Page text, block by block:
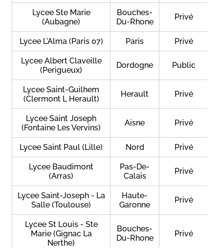
Lycee Ste Marie
(Aubagne)
Bouches-
Du-Rhone
Privé
Lycee L'Alma (Paris 07) Paris Privé
Lycee Albert Claveille
(Perigueux)
Dordogne Public
Lycee Saint-Guilhem
(Clermont L Herault)
Herault Privé
Lycee Saint Joseph
(Fontaine Les Vervins)
Aisne Privé
Lycee Saint Paul (Lille) Nord Privé
Lycee Baudimont
(Arras)
Pas-De-
Calais
Privé
Lycee Saint-Joseph - La
Salle (Toulouse)
Haute-
Garonne
Privé
Lycee St Louis - Ste
Marie (Gignac La
Nerthe)
Bouches-
Du-Rhone
Privé